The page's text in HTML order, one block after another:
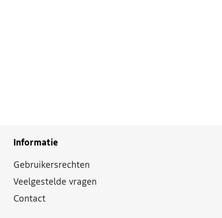
Informatie
Gebruikersrechten
Veelgestelde vragen
Contact